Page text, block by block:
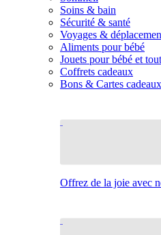
Soins & bain
Sécurité & santé
Voyages &
Aliments pour bébé
Jouets pour bébé et
Coffrets cadeaux
Bons & Cartes cadeaux
Offrez de la joie avec